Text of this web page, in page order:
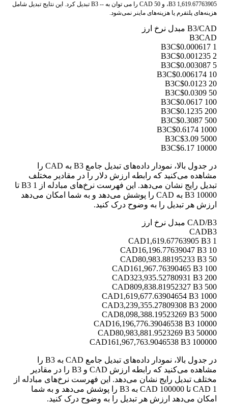
1,619.67763905 B3، و 50 CAD را می توان به -- B3 تبدیل کرد. این نتایج تبدیل شامل
هزینه‌های پلتفرم یا هزینه‌های ماینر نمی‌شود.
B3/CAD مبدل نرخ ارز
B3CAD
1 B3
C$0.000617
2 B3
C$0.001235
5 B3
C$0.003087
10 B3
C$0.006174
20 B3
C$0.0123
50 B3
C$0.0309
100 B3
C$0.0617
200 B3
C$0.1235
500 B3
C$0.3087
1000 B3
C$0.6174
5000 B3
C$3.09
10000 B3
C$6.17
در جدول بالا، نمودار داده‌های تبدیل جامع B3 به CAD را
مشاهده می‌کنید که رابطه ارزش دلار را در مقادیر مختلف
تبدیل رایج نشان می‌دهد. این فهرست نرخ‌های مبادله از 1 B3 تا
10000 B3 به CAD را پوشش می‌دهد و به شما امکان می‌دهد
ارزش هر تبدیل را به وضوح درک کنید.
CAD/B3 مبدل نرخ ارز
CADB3
1 CAD
1,619.67763905 B3
10 CAD
16,196.77639047 B3
50 CAD
80,983.88195233 B3
100 CAD
161,967.76390465 B3
200 CAD
323,935.52780931 B3
500 CAD
809,838.81952327 B3
1000 CAD
1,619,677.63904654 B3
2000 CAD
3,239,355.27809308 B3
5000 CAD
8,098,388.19523269 B3
10000 CAD
16,196,776.39046538 B3
50000 CAD
80,983,881.9523269 B3
100000 CAD
161,967,763.9046538 B3
در جدول بالا، نمودار داده‌های تبدیل جامع CAD به B3 را
مشاهده می‌کنید که رابطه ارزش CAD و B3 را در مقادیر
مختلف تبدیل رایج نشان می‌دهد. این فهرست نرخ‌های مبادله از
1 CAD تا 100000 CAD به B3 را پوشش می‌دهد و به شما
امکان می‌دهد ارزش هر تبدیل را به وضوح درک کنید.